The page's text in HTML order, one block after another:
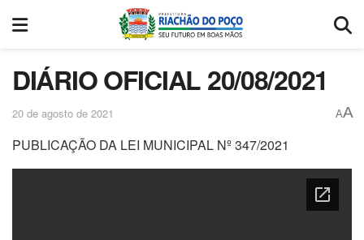
DIÁRIO OFICIAL 20/08/2021
20 de agosto de 2021 AA
PUBLICAÇÃO DA LEI MUNICIPAL Nº 347/2021